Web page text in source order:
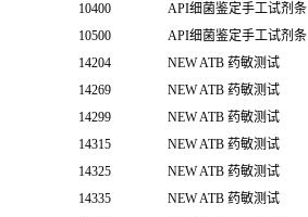
10400
API细菌鉴定手工试剂条
10500
API细菌鉴定手工试剂条
14204
NEW ATB 药敏测试
14269
NEW ATB 药敏测试
14299
NEW ATB 药敏测试
14315
NEW ATB 药敏测试
14325
NEW ATB 药敏测试
14335
NEW ATB 药敏测试